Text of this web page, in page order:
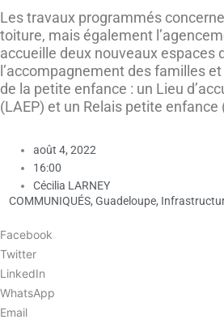
Les travaux programmés
toiture, mais également
accueille deux nouveaux espaces
l’accompagnement des familles
de la petite enfance : un Lieu
(LAEP) et un Relais petite enfance
août 4, 2022
16:00
Cécilia LARNEY
COMMUNIQUÉS, Guadeloupe,
Facebook
Twitter
LinkedIn
WhatsApp
Email